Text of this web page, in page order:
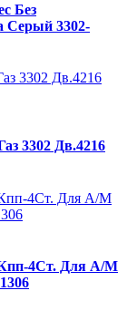
Без
Серый 3302-
3302 Дв.4216
4Ст. Для А/М